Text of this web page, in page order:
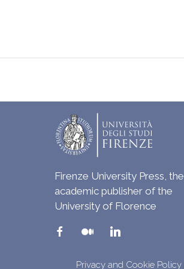
Firenze University Press, the
academic publisher of the
University of Florence
Privacy and Cookie Policy